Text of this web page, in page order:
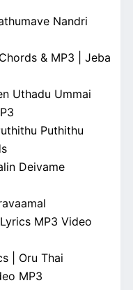
Nandri
& MP3 | Jeba
Uthadu Ummai
Puthithu
Deivame
MP3 Video
| Oru Thai
MP3